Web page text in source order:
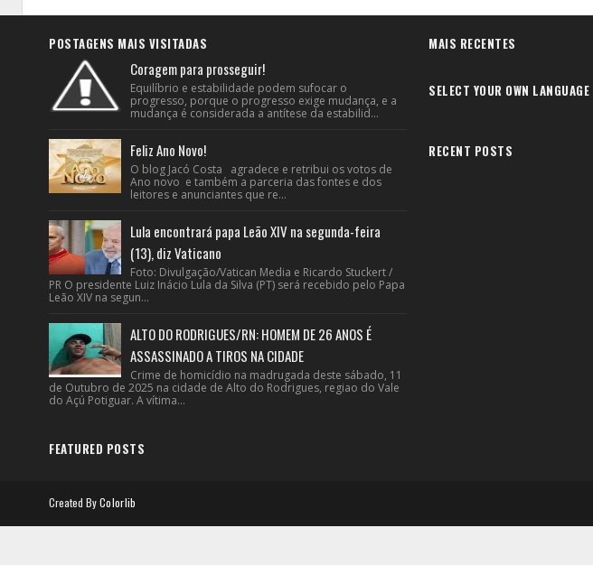
POSTAGENS MAIS VISITADAS
Coragem para prosseguir!
Equilíbrio e estabilidade podem sufocar o
progresso, porque o progresso exige mudança, e a
mudança é considerada a antítese da estabilid...
Feliz Ano Novo!
O blog Jacó Costa agradece e retribui os votos de
Ano novo e também a parceria das fontes e dos
leitores e anunciantes que re...
Lula encontrará papa Leão XIV na segunda-feira
(13), diz Vaticano
Foto: Divulgação/Vatican Media e Ricardo Stuckert /
PR O presidente Luiz Inácio Lula da Silva (PT) será recebido pelo Papa
Leão XIV na segun...
ALTO DO RODRIGUES/RN: HOMEM DE 26 ANOS É
ASSASSINADO A TIROS NA CIDADE
Crime de homicídio na madrugada deste sábado, 11
de Outubro de 2025 na cidade de Alto do Rodrigues, regiao do Vale
do Açú Potiguar. A vítima...
FEATURED POSTS
MAIS RECENTES
SELECT YOUR OWN LANGUAGE
RECENT POSTS
Created ByColorlib